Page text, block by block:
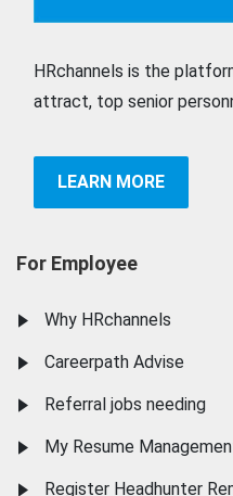
HRchannels is the
attract, top senior
LEARN MORE
For Employee
Why HRchannels
Careerpath Advise
Referral jobs needing
My Resume
Register Headhunter